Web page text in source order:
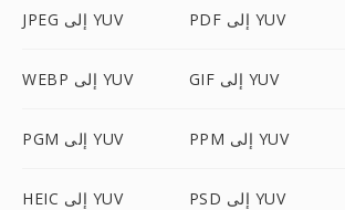
JPEG إلى YUV PDF إلى YUV
WEBP إلى YUV GIF إلى YUV
PGM إلى YUV PPM إلى YUV
HEIC إلى YUV PSD إلى YUV